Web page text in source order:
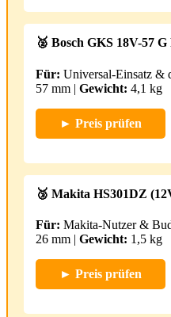
🥈 Bosch GKS 18V-57 G
Für: Universal-Einsatz &
57 mm | Gewicht: 4,1 kg
► Preis prüfen
🥉 Makita HS301DZ
Für: Makita-Nutzer &
26 mm | Gewicht: 1,5 kg
► Preis prüfen